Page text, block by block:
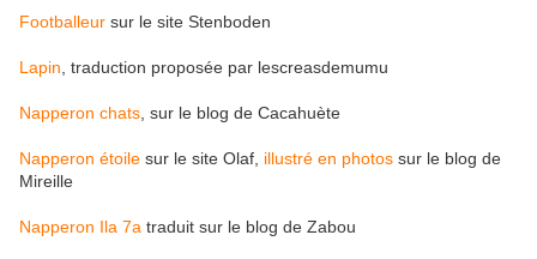
Footballeur sur le site Stenboden
Lapin , traduction proposée par lescreasdemumu
Napperon chats , sur le blog de Cacahuète
Napperon étoile sur le site Olaf, illustré en photos sur le blog de
Mireille
Napperon Ila 7a traduit sur le blog de Zabou